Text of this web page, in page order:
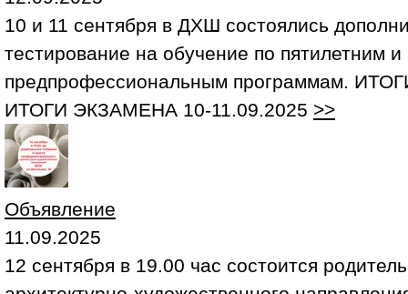
10 и 11 сентября в ДХШ состоялись
тестирование на обучение по пятилетним
предпрофессиональным программам.
ИТОГИ ЭКЗАМЕНА 10-11.09.2025 >>
Объявление
11.09.2025
12 сентября в 19.00 час состоится